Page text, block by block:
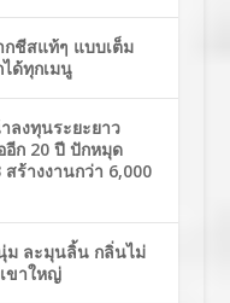
ชีสแท้ๆ แบบเต็ม
ด้ทุกเมนู
ลงทุนระยะยาว
ก 20 ปี ปักหมุด
ร้างงานกว่า 6,000
ม ละมุนลิ้น กลิ่นไม่
ขาใหญ่